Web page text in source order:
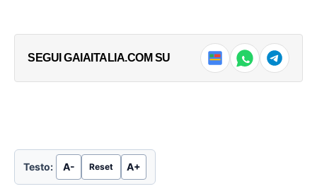
→
→
SEGUI GAIAITALIA.COM SU
Testo: A- Reset A+